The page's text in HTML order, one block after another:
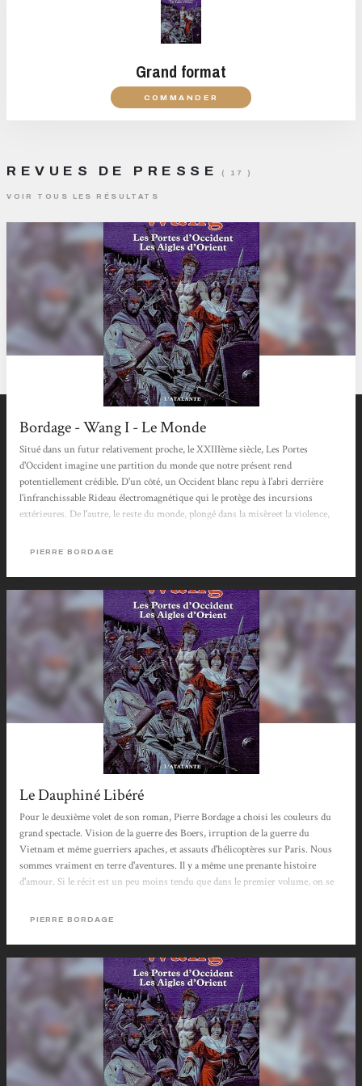
Grand format
COMMANDER
REVUES DE PRESSE ( 17 )
VOIR TOUS LES RÉSULTATS
Bordage - Wang I - Le Monde
Situé dans un futur relativement proche, le XXIIIème siècle, Les Portes
d'Occident imagine une partition du monde que notre présent rend
potentiellement crédible. D'un côté, un Occident blanc repu à l'abri derrière
l'infranchissable Rideau électromagnétique qui le protège des incursions
extérieures. De l'autre, le reste du monde, plongé dans la misèreet la violence,
une grande nation islamique soumise à l'intégrisme coranique et une Asmud
PIERRE BORDAGE
Le Dauphiné Libéré
Pour le deuxième volet de son roman, Pierre Bordage a choisi les couleurs du
grand spectacle. Vision de la guerre des Boers, irruption de la guerre du
Vietnam et même guerriers apaches, et assauts d'hélicoptères sur Paris. Nous
sommes vraiment en terre d'aventures. Il y a même une prenante histoire
d'amour. Si le récit est un peu moins tendu que dans le premier volume, on se
Mais le principal mérite de Pierre Bordage, c'est de dévoiler notrer image
aujourd'hui à...
PIERRE BORDAGE